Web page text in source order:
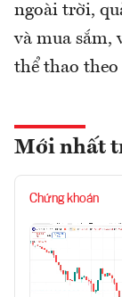
ngoài trời,
và mua sắm,
thể thao
Mới nhất
Chứng khoán